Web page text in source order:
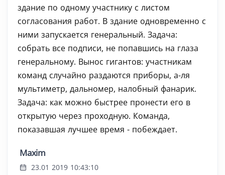
здание по одному участнику с листом
согласования работ. В здание одновременно с
ними запускается генеральный. Задача:
собрать все подписи, не попавшись на глаза
генеральному. Вынос гигантов: участникам
команд случайно раздаются приборы, а-ля
мультиметр, дальномер, налобный фанарик.
Задача: как можно быстрее пронести его в
открытую через проходную. Команда,
показавшая лучшее время - побеждает.
Maxim
23.01 2019 10:43:10